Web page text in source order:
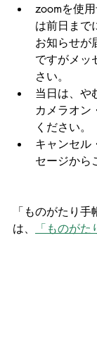
zoomを使
は前日まで
お知らせが
ですがメッ
さい。
当日は、や
カメラオン
ください。
キャンセル
セージから
「ものがたり
は、
「ものが